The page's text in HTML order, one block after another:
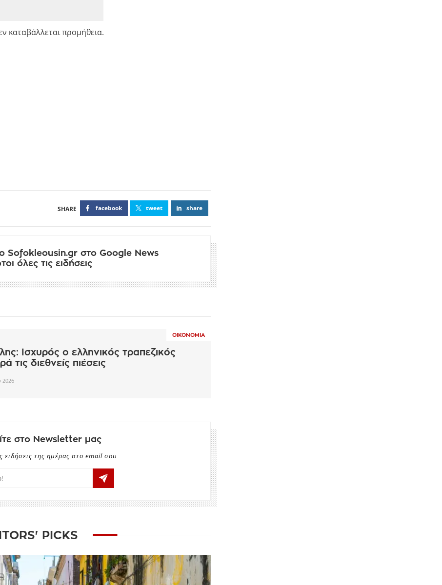
καταβάλλεται προμήθεια.
facebook tweet share
Sofokleousin.gr στο Google News
όλες τις ειδήσεις
ΟΙΚΟΝΟΜΊΑ
Ισχυρός ο ελληνικός τραπεζικός
τις διεθνείς πιέσεις
2026
στο Newsletter μας
ειδήσεις της ημέρας στο email σου
PICKS